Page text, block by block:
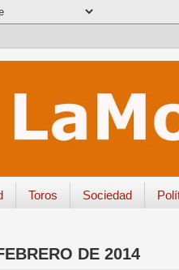
Toros Sociedad
DE 2014